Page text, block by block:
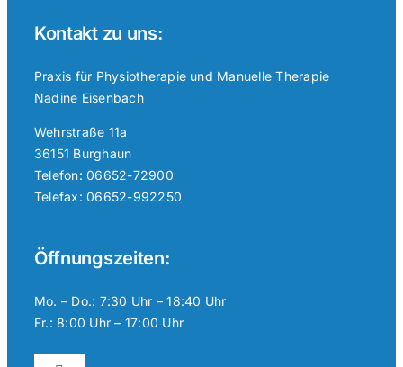
Kontakt zu uns:
Praxis für Physiotherapie und Manuelle Therapie
Nadine Eisenbach
Wehrstraße 11a
36151 Burghaun
Telefon: 06652-72900
Telefax: 06652-992250
Öffnungszeiten:
Mo. – Do.: 7:30 Uhr – 18:40 Uhr
Fr.: 8:00 Uhr – 17:00 Uhr